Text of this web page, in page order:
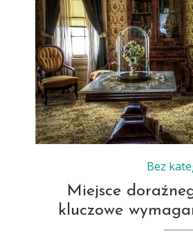
Bez
Miejsce
kluczowe